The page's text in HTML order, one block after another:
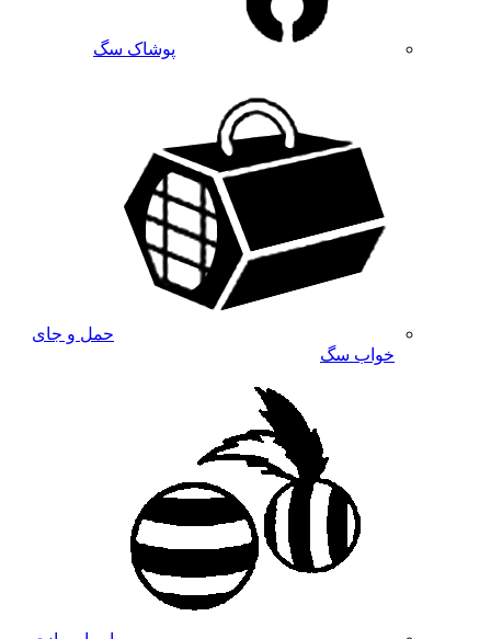
پوشاک سگ
حمل و جای
خواب سگ